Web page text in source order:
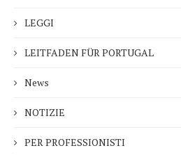
LEGGI
LEITFADEN FÜR PORTUGAL
News
NOTIZIE
PER PROFESSIONISTI